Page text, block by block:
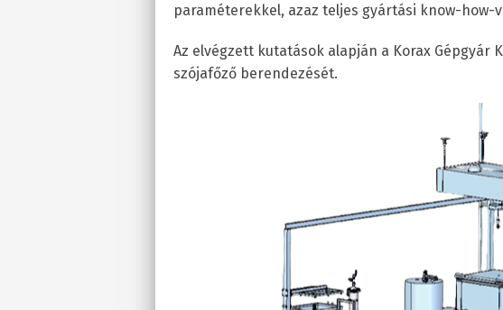
paraméterekkel, azaz teljes gyártási know-how-
Az elvégzett kutatások alapján a Korax Gépgyár
szójafőző berendezését.